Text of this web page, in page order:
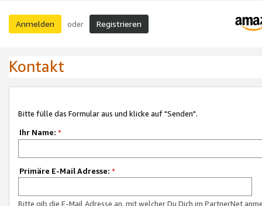
Anmelden oder Registrieren
Kontakt
Bitte fülle das Formular aus und klicke auf "Senden".
Ihr Name: *
Primäre E-Mail Adresse: *
Bitte gib die E-Mail Adresse an, mit welcher Du Dich im PartnerNet